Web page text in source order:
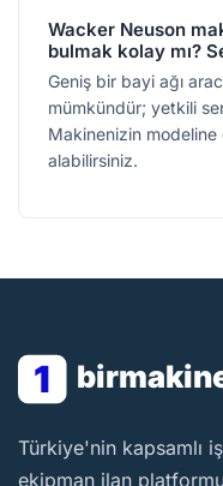
Wacker Neuson
bulmak kolay mı?
Geniş bir bayi ağı
mümkündür; yetkili
Makinenizin
alabilirsiniz.
1
BirMakine
Türkiye'nin kapsamlı
ekipman ilan